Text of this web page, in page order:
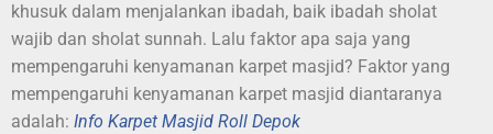
khusuk dalam menjalankan ibadah, baik ibadah sholat
wajib dan sholat sunnah. Lalu faktor apa saja yang
mempengaruhi kenyamanan karpet masjid? Faktor yang
mempengaruhi kenyamanan karpet masjid diantaranya
adalah: Info Karpet Masjid Roll Depok